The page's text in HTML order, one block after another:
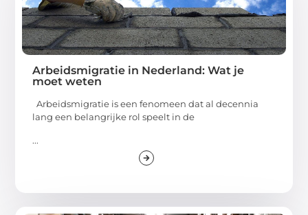
Arbeidsmigratie in Nederland: Wat je
moet weten
Arbeidsmigratie is een fenomeen dat al decennia
lang een belangrijke rol speelt in de
...